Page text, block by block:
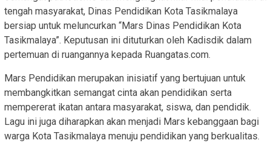
tengah masyarakat, Dinas Pendidikan Kota Tasikmalaya
bersiap untuk meluncurkan “Mars Dinas Pendidikan Kota
Tasikmalaya”. Keputusan ini dituturkan oleh Kadisdik dalam
pertemuan di ruangannya kepada Ruangatas.com.
Mars Pendidikan merupakan inisiatif yang bertujuan untuk
membangkitkan semangat cinta akan pendidikan serta
mempererat ikatan antara masyarakat, siswa, dan pendidik.
Lagu ini juga diharapkan akan menjadi Mars kebanggaan bagi
warga Kota Tasikmalaya menuju pendidikan yang berkualitas.